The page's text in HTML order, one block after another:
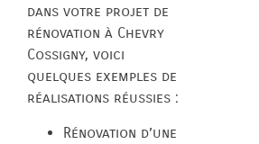
dans votre projet de
rénovation à Chevry
Cossigny, voici
quelques exemples de
réalisations réussies :
Rénovation d’une